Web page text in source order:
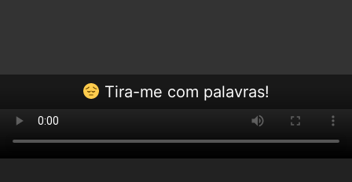
Tira-me com palavras!